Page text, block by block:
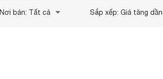
Nơi bán: Tất cả Sắp xếp: Giá tăng dần